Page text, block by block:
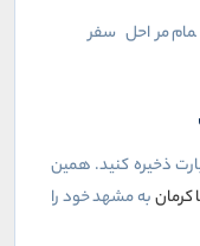
مراحل سفر
ذخیره کنید. همین
کرمانبه مشهد خود را